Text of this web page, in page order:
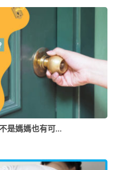
是媽媽也有可…